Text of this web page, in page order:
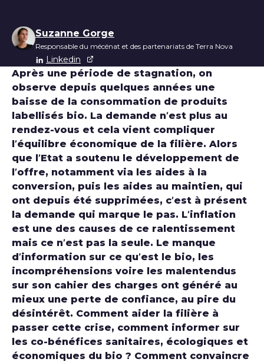
Liste des auteurs
Suzanne Gorge
Responsable du mécénat et des partenariats de Terra Nova
Linkedin
Après une période de stagnation, on
observe depuis quelques années une
baisse de la consommation de produits
labellisés bio. La demande n’est plus au
rendez-vous et cela vient compliquer
l’équilibre économique de la filière. Alors
que l’Etat a soutenu le développement de
l’offre, notamment via les aides à la
conversion, puis les aides au maintien, qui
ont depuis été supprimées, c’est à présent
la demande qui marque le pas. L’inflation
est une des causes de ce ralentissement
mais ce n’est pas la seule. Le manque
d’information sur ce qu’est le bio, les
incompréhensions voire les malentendus
sur son cahier des charges ont généré au
mieux une perte de confiance, au pire du
désintérêt. Comment aider la filière à
passer cette crise, comment informer sur
les co-bénéfices sanitaires, écologiques et
économiques du bio ? Comment convaincre